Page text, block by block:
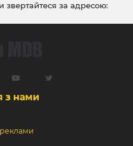
за адресою:
з нами